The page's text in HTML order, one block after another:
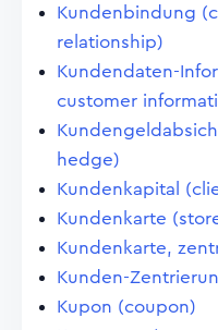
Kundenbindung
relationship)
Kundendaten-
customer
hedge)
Kundenkapital
Kundenkarte
Kundenkarte,
Kunden-
Kupon (coupon)